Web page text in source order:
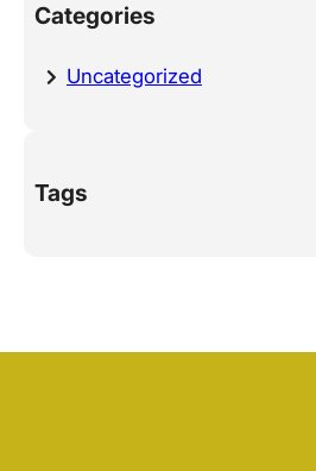
Categories
Uncategorized
Tags